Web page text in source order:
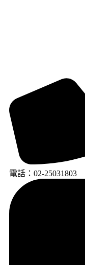
電話：02-25031803